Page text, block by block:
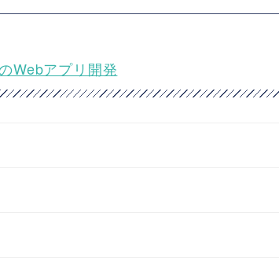
Webアプリ開発